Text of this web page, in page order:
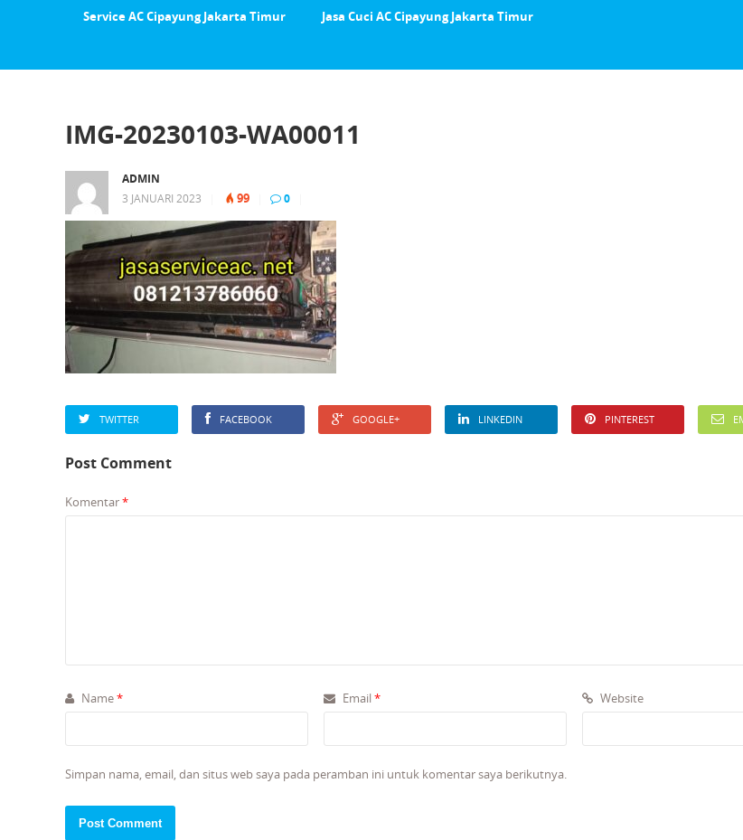
Service AC Cipayung Jakarta Timur Jasa Cuci AC Cipayung Jakarta Timur
IMG-20230103-WA00011
ADMIN
3 JANUARI 2023
99 0
TWITTER FACEBOOK GOOGLE+ LINKEDIN PINTEREST
Post Comment
Komentar*
Name* Email * Website
Simpan nama, email, dan situs web saya pada peramban ini untuk komentar saya berikutnya.